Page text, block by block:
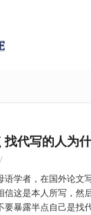
代写的人为
/
语学者，在国外论
信这是本人所写，然
要暴露半点自己是